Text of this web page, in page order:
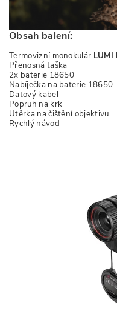
Obsah balení:
Termovizní monokulár LUMI
Přenosná taška
2x baterie 18650
Nabíječka na baterie 18650
Datový kabel
Popruh na krk
Utěrka na čištění objektivu
Rychlý návod